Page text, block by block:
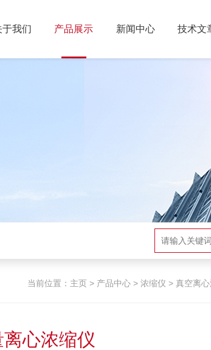
于我们 产品展示 新闻中心 技术文
当前位置： 主页> 产品中心> 浓缩仪 > 真空离
心浓缩仪